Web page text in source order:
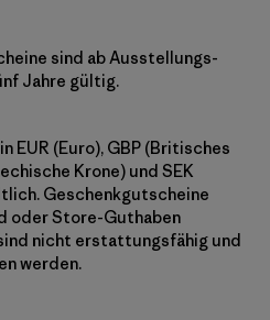
sind ab Ausstellungs-
Jahre gültig.
EUR (Euro), GBP (Britisches
Krone) und SEK
Geschenkgutscheine
oder Store-Guthaben
nicht erstattungsfähig und
werden.